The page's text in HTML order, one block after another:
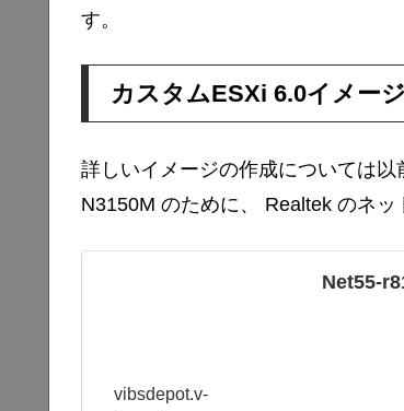
す。
カスタムESXi 6.0イメー
詳しいイメージの作成については以
N3150M のために、 Realtek のネッ
Net55-
vibsdepot.v-